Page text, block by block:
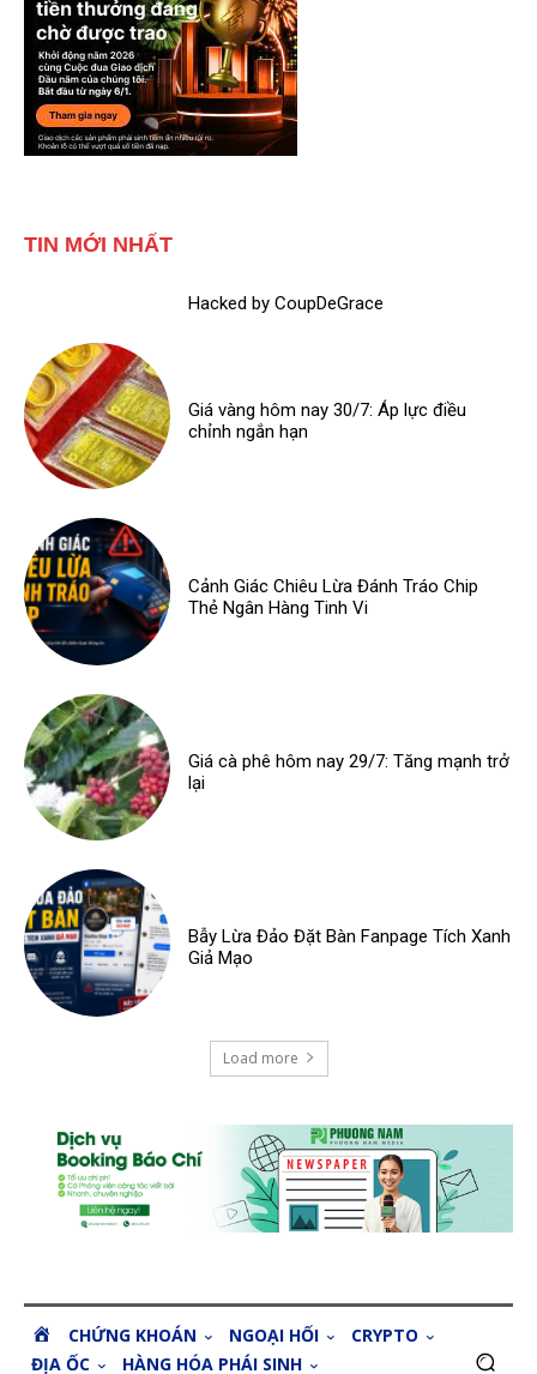
TIN MỚI NHẤT
Hacked by CoupDeGrace
Giá vàng hôm nay 30/7: Áp lực điều
chỉnh ngắn hạn
Cảnh Giác Chiêu Lừa Đánh Tráo Chip
Thẻ Ngân Hàng Tinh Vi
Giá cà phê hôm nay 29/7: Tăng mạnh trở
lại
Bẫy Lừa Đảo Đặt Bàn Fanpage Tích Xanh
Giả Mạo
Load more
O
CHỨNG KHOÁN NGOẠI HỐI
CRYPTO
ĐỊA ỐC
HÀNG HÓA PHÁI SINH